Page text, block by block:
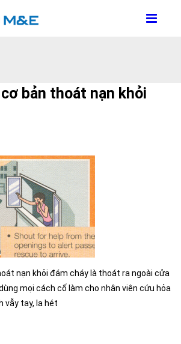
bản thoát nạn khỏi
nạn khỏi đám cháy là thoát ra ngoài cửa
mọi cách cố làm cho nhân viên cứu hỏa
vẫy tay, la hét